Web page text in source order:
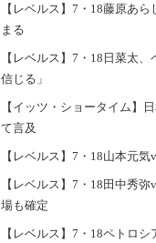
【レベルス】7・18藤原あ
まる
【レベルス】7・18日菜太
信じる」
【イッツ・ショータイム】
て言及
【レベルス】7・18山本元
【レベルス】7・18田中秀
場も確定
【レベルス】7・18ペトロ